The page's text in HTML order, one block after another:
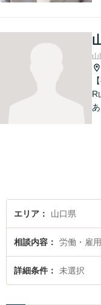
山
R
エリア 山口県
相談内容 労働・雇
詳細条件 未選択